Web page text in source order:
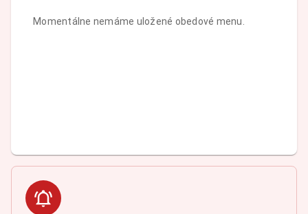
Momentálne nemáme uložené obedové menu.